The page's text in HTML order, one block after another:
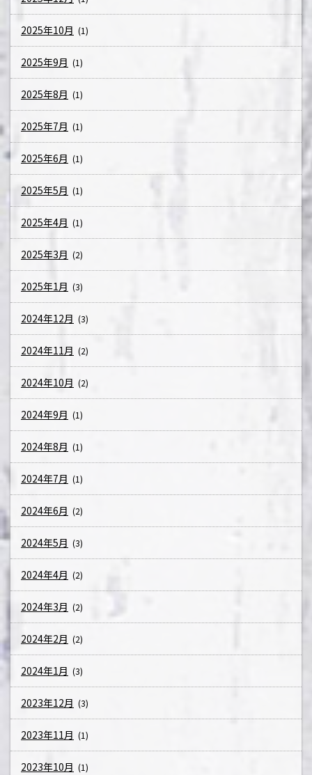
2025年10月 (1)
2025年9月 (1)
2025年8月 (1)
2025年7月 (1)
2025年6月 (1)
2025年5月 (1)
2025年4月 (1)
2025年3月 (2)
2025年1月 (3)
2024年12月 (3)
2024年11月 (2)
2024年10月 (2)
2024年9月 (1)
2024年8月 (1)
2024年7月 (1)
2024年6月 (2)
2024年5月 (3)
2024年4月 (2)
2024年3月 (2)
2024年2月 (2)
2024年1月 (3)
2023年12月 (3)
2023年11月 (1)
2023年10月 (1)